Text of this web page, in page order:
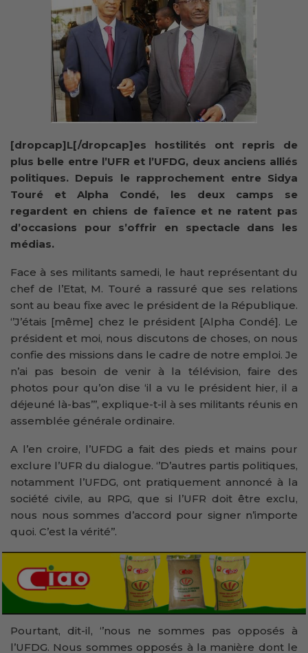
[dropcap]L[/dropcap]es hostilités ont repris de
plus belle entre l’UFR et l’UFDG, deux anciens alliés
politiques. Depuis le rapprochement entre Sidya
Touré et Alpha Condé, les deux camps se
regardent en chiens de faïence et ne ratent pas
d’occasions pour s’offrir en spectacle dans les
médias.
Face à ses militants samedi, le haut représentant du
chef de l’Etat, M. Touré a rassuré que ses relations
sont au beau fixe avec le président de la République.
‘’J’étais [même] chez le président [Alpha Condé]. Le
président et moi, nous discutons de choses, on nous
confie des missions dans le cadre de notre emploi. Je
n’ai pas besoin de venir à la télévision, faire des
photos pour qu’on dise ‘il a vu le président hier, il a
déjeuné là-bas’’’, explique-t-il à ses militants réunis en
assemblée générale ordinaire.
A l’en croire, l’UFDG a fait des pieds et mains pour
exclure l’UFR du dialogue. ‘’D’autres partis politiques,
notamment l’UFDG, ont pratiquement annoncé à la
société civile, au RPG, que si l’UFR doit être exclu,
nous nous sommes d’accord pour signer n’importe
quoi. C’est la vérité’’.
Pourtant, dit-il, ‘’nous ne sommes pas opposés à
l’UFDG. Nous sommes opposés à la manière dont le